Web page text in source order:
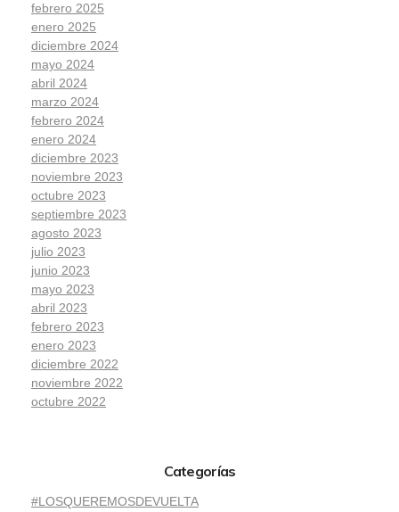
febrero 2025
enero 2025
diciembre 2024
mayo 2024
abril 2024
marzo 2024
febrero 2024
enero 2024
diciembre 2023
noviembre 2023
octubre 2023
septiembre 2023
agosto 2023
julio 2023
junio 2023
mayo 2023
abril 2023
febrero 2023
enero 2023
diciembre 2022
noviembre 2022
octubre 2022
Categorías
#LOSQUEREMOSDEVUELTA